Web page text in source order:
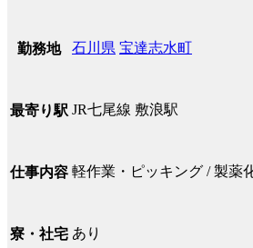
勤務地 石川県 宝達志水町
最寄り駅 JR七尾線 敷浪駅
仕事内容 軽作業・ピッキング / 製薬
寮・社宅 あり